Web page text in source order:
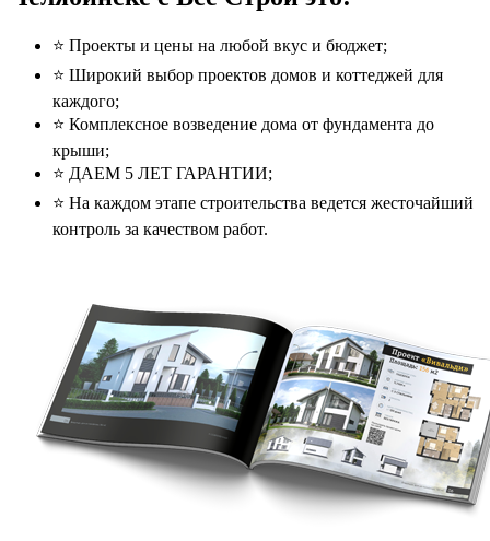
⭐️ Проекты и цены на любой вкус и бюджет;
⭐️ Широкий выбор проектов домов и коттеджей для
каждого;
⭐️ Комплексное возведение дома от фундамента до
крыши;
⭐️ ДАЕМ 5 ЛЕТ ГАРАНТИИ;
⭐️ На каждом этапе строительства ведется жесточайший
контроль за качеством работ.